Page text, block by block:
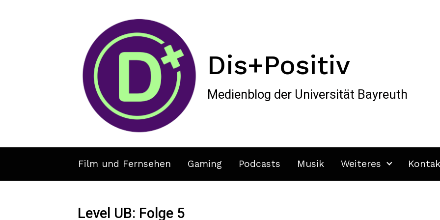
Dis+Positiv
Medienblog der Universität Bayreuth
Film und Fernsehen Gaming Podcasts Musik Weiteres
Level UB: Folge 5